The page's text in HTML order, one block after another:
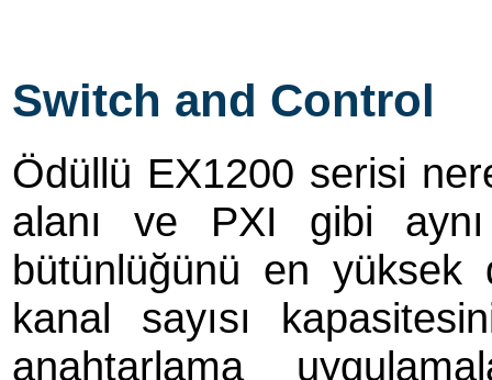
Switch and Control
Ödüllü EX1200 serisi
alanı ve PXI gibi
bütünlüğünü en yüksek
kanal sayısı
anahtarlama